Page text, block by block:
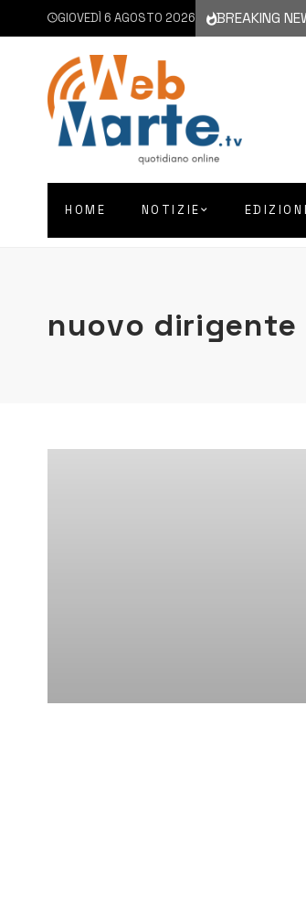
GIOVEDÌ 6 AGOSTO 2026 BREAKING
HOME NOTIZIE
nuovo